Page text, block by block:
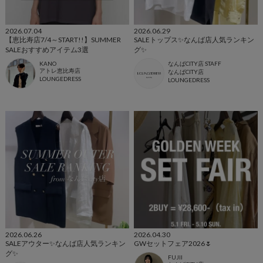
2026.07.04
【恵比寿店7/4～START!!】SUMMER
SALEおすすめアイテム3選
KANO
アトレ恵比寿店
LOUNGEDRESS
2026.06.29
SALEトップス✨なんば店人気ランキン
グ✨
なんばCITY店 STAFF
なんばCITY店
LOUNGEDRESS
2026.06.26
SALEアウター✨なんば店人気ランキン
グ✨
2026.04.30
GWセットフェア2026🌷
FUJII